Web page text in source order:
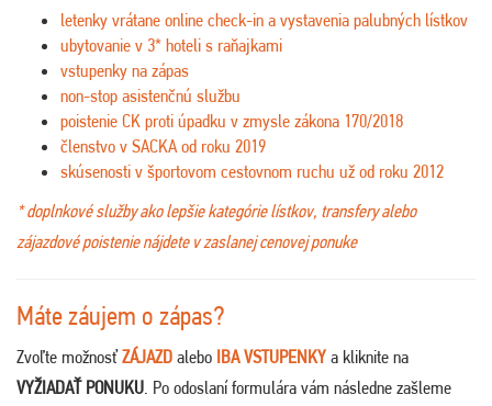
letenky vrátane online check-in a vystavenia palubných lístkov
ubytovanie v 3* hoteli s raňajkami
vstupenky na zápas
non-stop asistenčnú službu
poistenie CK proti úpadku v zmysle zákona 170/2018
členstvo v SACKA od roku 2019
skúsenosti v športovom cestovnom ruchu už od roku 2012
* doplnkové služby ako lepšie kategórie lístkov, transfery alebo
zájazdové poistenie nájdete v zaslanej cenovej ponuke
Máte záujem o zápas?
Zvoľte možnosťZÁJAZD alebo IBA VSTUPENKY a kliknite na
VYŽIADAŤ PONUKU. Po odoslaní formulára vám následne zašleme